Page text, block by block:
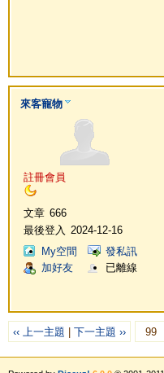
來客寵物
註冊會員
文章 666
最後登入
2024-12-16
My空間
發私訊
加好友
已離線
‹‹ 上一主題 下一主題 ›› 99